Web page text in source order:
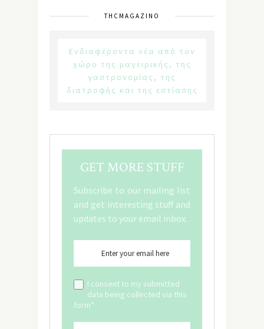
THCMAGAZINO
Ενδιαφέροντα νέα από τον
χώρο της μαγειρικής, της
γαστρονομίας, της
διατροφής και της εστίασης
GET MORE STUFF
Subscribe to our mailing list
and get interesting stuff and
updates to your email inbox.
I consent to my submitted
data being collected via this
form*